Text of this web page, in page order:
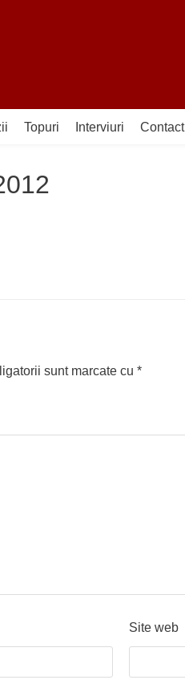
Topuri Interviuri Contact
sunt marcate cu *
Site web